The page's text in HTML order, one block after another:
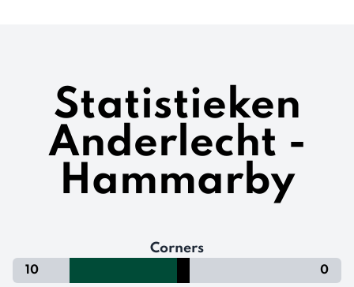
Statistieken
Anderlecht -
Hammarby
Corners
10 0